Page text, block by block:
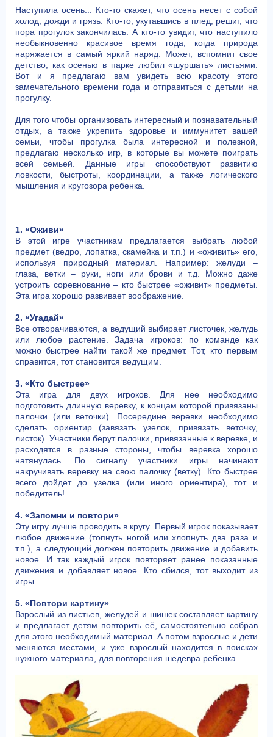
Наступила осень... Кто-то скажет, что осень несет с собой
холод, дожди и грязь. Кто-то, укутавшись в плед, решит, что
пора прогулок закончилась. А кто-то увидит, что наступило
необыкновенно красивое время года, когда природа
наряжается в самый яркий наряд. Может, вспомнит свое
детство, как осенью в парке любил «шуршать» листьями.
Вот и я предлагаю вам увидеть всю красоту этого
замечательного времени года и отправиться с детьми на
прогулку.
Для того чтобы организовать интересный и познавательный
отдых, а также укрепить здоровье и иммунитет вашей
семьи, чтобы прогулка была интересной и полезной,
предлагаю несколько игр, в которые вы можете поиграть
всей семьей. Данные игры способствуют развитию
ловкости, быстроты, координации, а также логического
мышления и кругозора ребенка.
1. «Оживи»
В этой игре участникам предлагается выбрать любой
предмет (ведро, лопатка, скамейка и т.п.) и «оживить» его,
используя природный материал. Например: желуди –
глаза, ветки – руки, ноги или брови и т.д. Можно даже
устроить соревнование – кто быстрее «оживит» предметы.
Эта игра хорошо развивает воображение.
2. «Угадай»
Все отворачиваются, а ведущий выбирает листочек, желудь
или любое растение. Задача игроков: по команде как
можно быстрее найти такой же предмет. Тот, кто первым
справится, тот становится ведущим.
3. «Кто быстрее»
Эта игра для двух игроков. Для нее необходимо
подготовить длинную веревку, к концам которой привязаны
палочки (или веточки). Посередине веревки необходимо
сделать ориентир (завязать узелок, привязать веточку,
листок). Участники берут палочки, привязанные к веревке, и
расходятся в разные стороны, чтобы веревка хорошо
натянулась. По сигналу участники игры начинают
накручивать веревку на свою палочку (ветку). Кто быстрее
всего дойдет до узелка (или иного ориентира), тот и
победитель!
4. «Запомни и повтори»
Эту игру лучше проводить в кругу. Первый игрок показывает
любое движение (топнуть ногой или хлопнуть два раза и
т.п.), а следующий должен повторить движение и добавить
новое. И так каждый игрок повторяет ранее показанные
движения и добавляет новое. Кто сбился, тот выходит из
игры.
5. «Повтори картину»
Взрослый из листьев, желудей и шишек составляет картину
и предлагает детям повторить её, самостоятельно собрав
для этого необходимый материал. А потом взрослые и дети
меняются местами, и уже взрослый находится в поисках
нужного материала, для повторения шедевра ребенка.